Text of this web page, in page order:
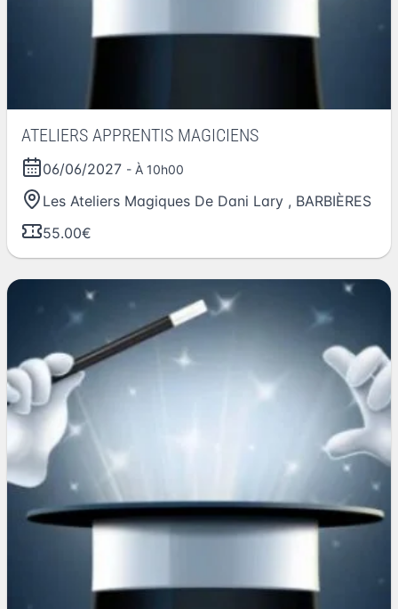
ATELIERS APPRENTIS MAGICIENS
06/06/2027 - À 10h00
Les Ateliers Magiques De Dani Lary , BARBIÈRES
55.00€